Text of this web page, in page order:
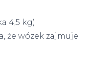
4,5 kg)
że wózek zajmuje